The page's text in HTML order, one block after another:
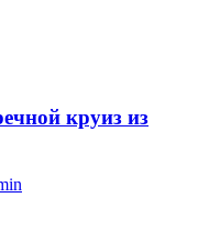
круиз из